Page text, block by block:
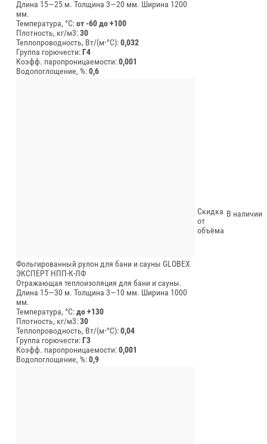
Длина 15—25 м. Толщина 3—20 мм. Ширина 1200
мм.
Температура, °C:от -60 до +100
Плотность, кг/м3:30
Теплопроводность, Вт/(м⋅°С):0,032
Группа горючести:Г4
Коэфф. паропроницаемости:0,001
Водопоглощение, %:0,6
Фольгированный рулон для бани и сауны GLOBEX
ЭКСПЕРТ НПП-К-ЛФ
Отражающая теплоизоляция для бани и сауны.
Длина 15—30 м. Толщина 3—10 мм. Ширина 1000
мм.
Температура, °C:до +130
Плотность, кг/м3:30
Теплопроводность, Вт/(м⋅°С):0,04
Группа горючести:Г3
Коэфф. паропроницаемости:0,001
Водопоглощение, %:0,9
Скидка
от
объёма
В наличии